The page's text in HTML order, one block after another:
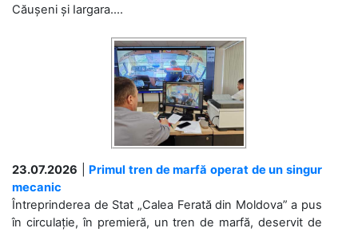
Căușeni și Iargara....
23.07.2026
Primul tren de marfă operat de un singur
mecanic
Întreprinderea de Stat „Calea Ferată din Moldova” a pus
în circulație, în premieră, un tren de marfă, deservit de